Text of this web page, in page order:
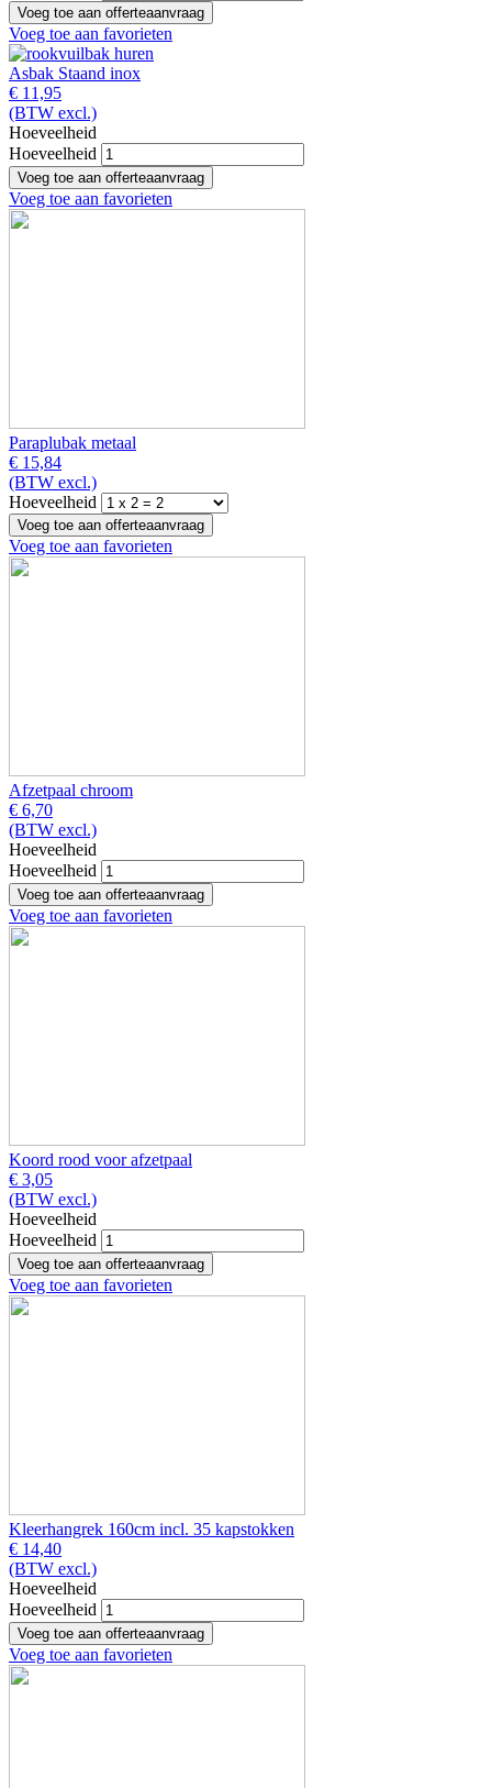
Voeg toe aan favorieten
Asbak Staand inox
€ 11,95
(BTW excl.)
Hoeveelheid
Hoeveelheid
Voeg toe aan favorieten
Paraplubak metaal
€ 15,84
(BTW excl.)
Hoeveelheid
Voeg toe aan favorieten
Afzetpaal chroom
€ 6,70
(BTW excl.)
Hoeveelheid
Hoeveelheid
Voeg toe aan favorieten
Koord rood voor afzetpaal
€ 3,05
(BTW excl.)
Hoeveelheid
Hoeveelheid
Voeg toe aan favorieten
Kleerhangrek 160cm incl. 35 kapstokken
€ 14,40
(BTW excl.)
Hoeveelheid
Hoeveelheid
Voeg toe aan favorieten